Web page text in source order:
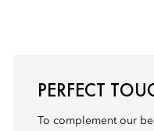
PERFECT
To complement our